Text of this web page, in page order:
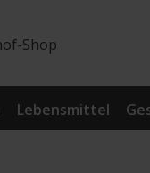
Shop
Lebensmittel